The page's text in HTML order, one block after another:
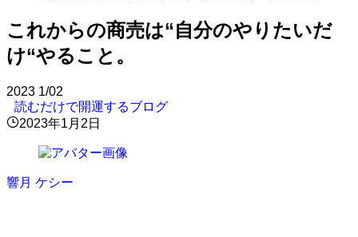
これからの商売は“自分のやりたいだ
け“やること。
2023 1/02
読むだけで開運するブログ
2023年1月2日
響月 ケシー